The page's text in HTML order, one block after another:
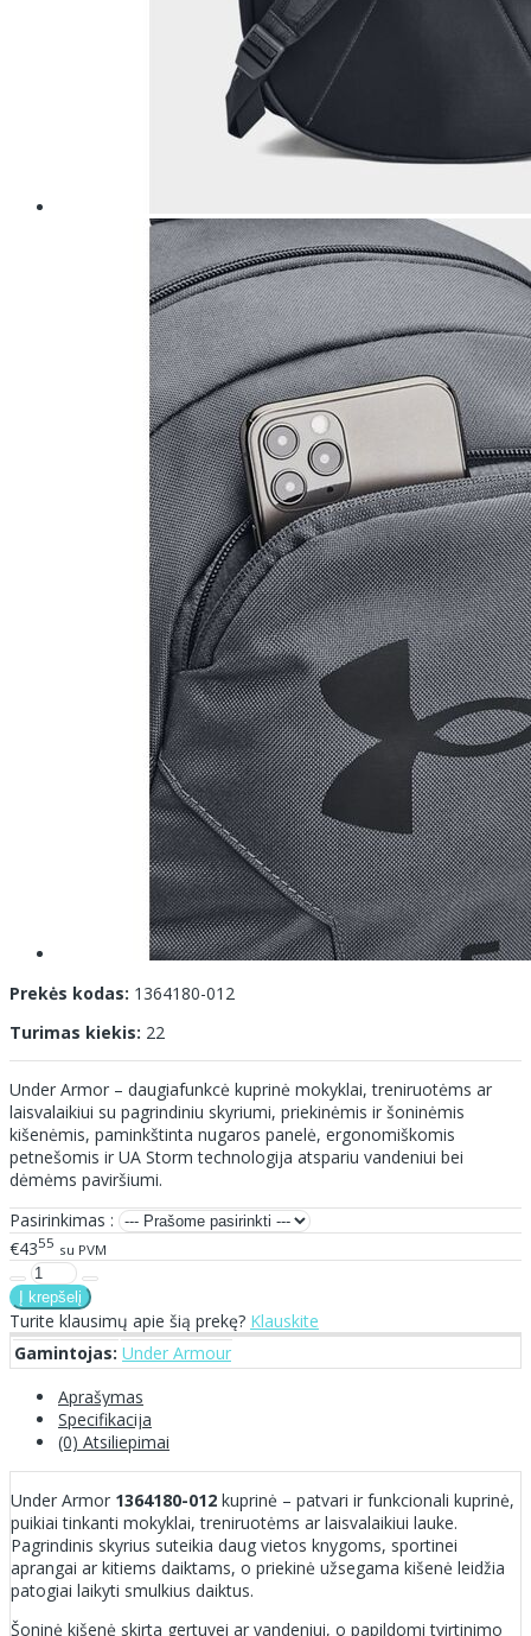
Prekės kodas: 1364180-012
Turimas kiekis: 22
Under Armor – daugiafunkcė kuprinė mokyklai, treniruotėms ar
laisvalaikiui su pagrindiniu skyriumi, priekinėmis ir šoninėmis
kišenėmis, paminkštinta nugaros panelė, ergonomiškomis
petnešomis ir UA Storm technologija atspariu vandeniui bei
dėmėms paviršiumi.
Pasirinkimas :
€4355 su PVM
Turite klausimų apie šią prekę? Klauskite
Gamintojas: Under Armour
Aprašymas
Specifikacija
(0) Atsiliepimai
Under Armor 1364180-012 kuprinė – patvari ir funkcionali kuprinė,
puikiai tinkanti mokyklai, treniruotėms ar laisvalaikiui lauke.
Pagrindinis skyrius suteikia daug vietos knygoms, sportinei
aprangai ar kitiems daiktams, o priekinė užsegama kišenė leidžia
patogiai laikyti smulkius daiktus.
Šoninė kišenė skirta gertuvei ar vandeniui, o papildomi tvirtinimo